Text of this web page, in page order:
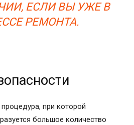
ЕСЛИ ВЫ УЖЕ В
РЕМОНТА.
при которой
большое количество